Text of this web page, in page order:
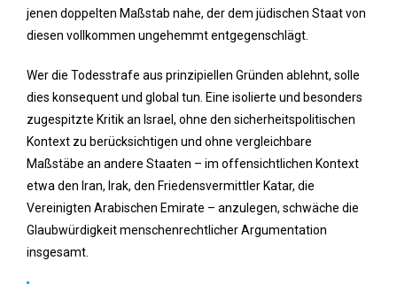
jenen doppelten Maßstab nahe, der dem jüdischen Staat von
diesen vollkommen ungehemmt entgegenschlägt.
Wer die Todesstrafe aus prinzipiellen Gründen ablehnt, solle
dies konsequent und global tun. Eine isolierte und besonders
zugespitzte Kritik an Israel, ohne den sicherheitspolitischen
Kontext zu berücksichtigen und ohne vergleichbare
Maßstäbe an andere Staaten – im offensichtlichen Kontext
etwa den Iran, Irak, den Friedensvermittler Katar, die
Vereinigten Arabischen Emirate – anzulegen, schwäche die
Glaubwürdigkeit menschenrechtlicher Argumentation
insgesamt.